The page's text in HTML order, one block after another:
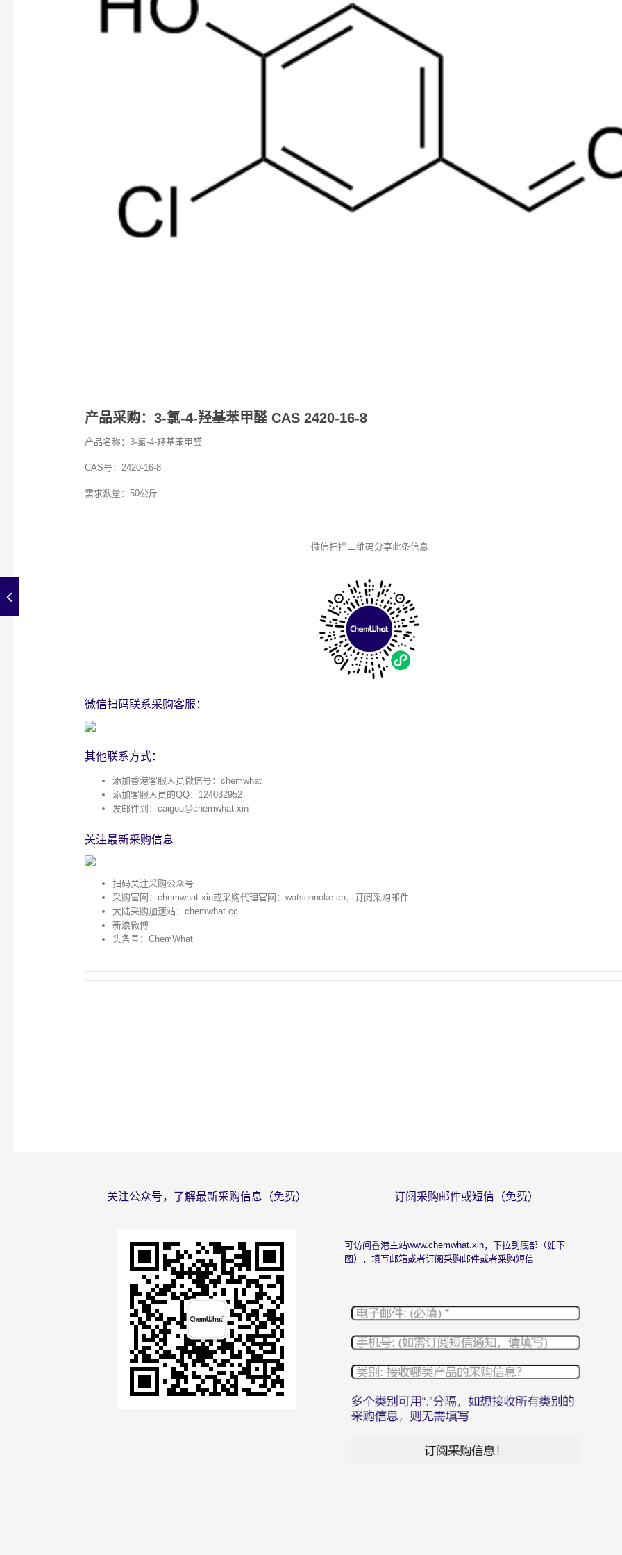
产品采购：3-氯-4-羟基苯甲醛 CAS 2420-16-8
产品名称：3-氯-4-羟基苯甲醛
CAS号：2420-16-8
需求数量：50公斤
微信扫描二维码分享此条信息
微信扫码联系采购客服：
其他联系方式：
添加香港客服人员微信号：chemwhat
添加客服人员的QQ：124032952
发邮件到： caigou@chemwhat.xin
关注最新采购信息
扫码关注采购公众号
采购官网： chemwhat.xin或采购代理官网： watsonnoke.cn，订阅采购邮件
大陆采购加速站： chemwhat.cc
新浪微博
头条号：ChemWhat
关注公众号，了解最新采购信息（免费） 订阅采购邮件或短信（免费）
可访问香港主站www.chemwhat.xin，下拉到底部（如下
图），填写邮箱或者订阅采购邮件或者采购短信